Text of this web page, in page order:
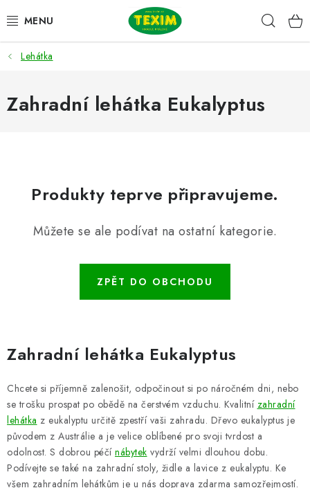
na
ZAHRADNÍ SESTAVY
ŽIDLE
LEHÁTKA
POLSTRY
GRILY
VÝPRODEJ
NOVINKY
Kontakty Moje objednávka
Doprava nábytku k Vám
Obchodní podmínky
Podmínky ochrany osobních údajů
Lehátka
Zahradní lehátka Eukalyptus
Produkty teprve připravujeme.
Můžete se ale podívat na ostatní kategorie.
ZPĚT DO OBCHODU
Zahradní lehátka Eukalyptus
Chcete si příjemně zalenošit, odpočinout si po náročném dni, nebo
se trošku prospat po obědě na čerstvém vzduchu. Kvalitní zahradní
lehátka z eukalyptu určitě zpestří vaši zahradu. Dřevo eukalyptus je
původem z Austrálie a je velice oblíbené pro svoji tvrdost a
odolnost. S dobrou péčí nábytek vydrží velmi dlouhou dobu.
Podívejte se také na zahradní stoly, židle a lavice z eukalyptu. Ke
všem zahradním lehátkům je u nás doprava zdarma samozřejmostí.